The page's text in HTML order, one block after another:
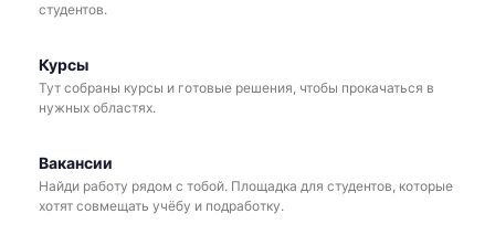
студентов.
Курсы
Тут собраны курсы и готовые решения, чтобы прокачаться в
нужных областях.
Вакансии
Найди работу рядом с тобой. Площадка для студентов, которые
хотят совмещать учёбу и подработку.